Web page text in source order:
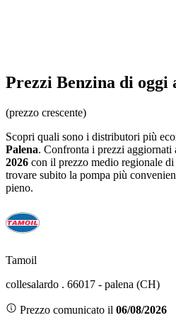
Prezzi Benzina di oggi
(prezzo crescente)
Scopri quali sono i distributori più
Palena. Confronta i prezzi aggiornati
2026 con il prezzo medio regionale di
trovare subito la pompa più
pieno.
Tamoil
collesalardo . 66017 - palena (CH)
Prezzo comunicato il 06/08/2026